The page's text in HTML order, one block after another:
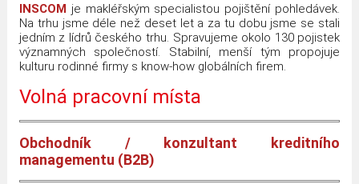
INSCOM je makléřským specialistou pojištění pohledávek.
Na trhu jsme déle než deset let a za tu dobu jsme se stali
jedním z lídrů českého trhu. Spravujeme okolo 130 pojistek
významných společností. Stabilní, menší tým propojuje
kulturu rodinné firmy s know-how globálních firem.
Volná pracovní místa
Obchodník / konzultant kreditního
managementu (B2B)